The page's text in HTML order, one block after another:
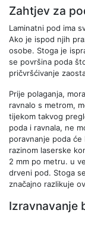
Zahtjev za
Laminatni pod ima
Ako je ispod njih
osobe. Stoga je
se površina poda
pričvršćivanje
Prije polaganja,
ravnalo s metrom,
tijekom takvog
poda i ravnala, ne
poravnanje poda
razinom laserske
2 mm po metru. u
drveni pod. Stoga
značajno razlikuje
Izravnavanje